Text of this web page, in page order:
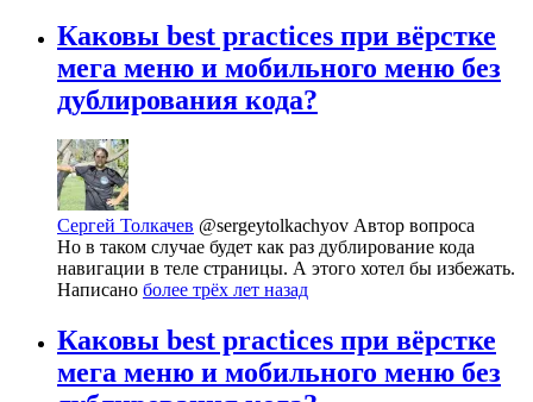
Каковы best practices при вёрстке
мега меню и мобильного меню без
дублирования кода?
Сергей Толкачев @sergeytolkachyov Автор вопроса
Но в таком случае будет как раз дублирование кода
навигации в теле страницы. А этого хотел бы избежать.
Написано более трёх лет назад
Каковы best practices при вёрстке
мега меню и мобильного меню без